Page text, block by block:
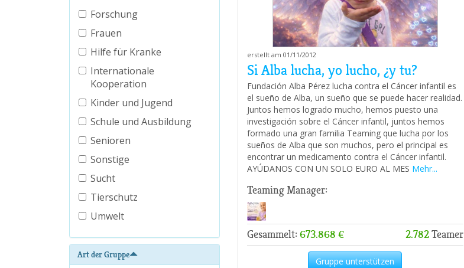
Forschung
Frauen
Hilfe für Kranke
Internationale
Kooperation
Kinder und Jugend
Schule und Ausbildung
Senioren
Sonstige
Sucht
Tierschutz
Umwelt
Art der Gruppe
erstellt am 01/11/2012
Si Alba lucha, yo lucho, ¿y tu?
Fundación Alba Pérez lucha contra el Cáncer infantil es
el sueño de Alba, un sueño que se puede hacer realidad.
Juntos hemos logrado mucho, hemos puesto una
investigación sobre el Cáncer infantil, juntos hemos
formado una gran familia Teaming que lucha por los
sueños de Alba que son muchos, pero el principal es
encontrar un medicamento contra el Cáncer infantil.
AYÚDANOS CON UN SOLO EURO AL MES Mehr...
Teaming Manager:
Gesammelt: 673.868 € 2.782Teamer
Gruppe unterstützen